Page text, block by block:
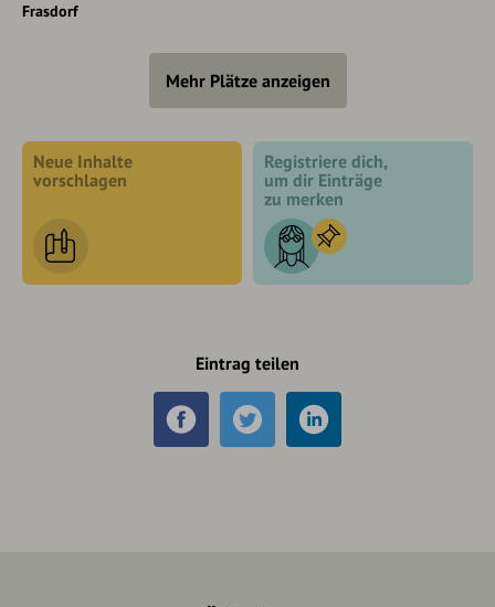
Frasdorf
Mehr Plätze anzeigen
Neue Inhalte
vorschlagen
Registriere dich,
um dir Einträge
zu merken
Eintrag teilen